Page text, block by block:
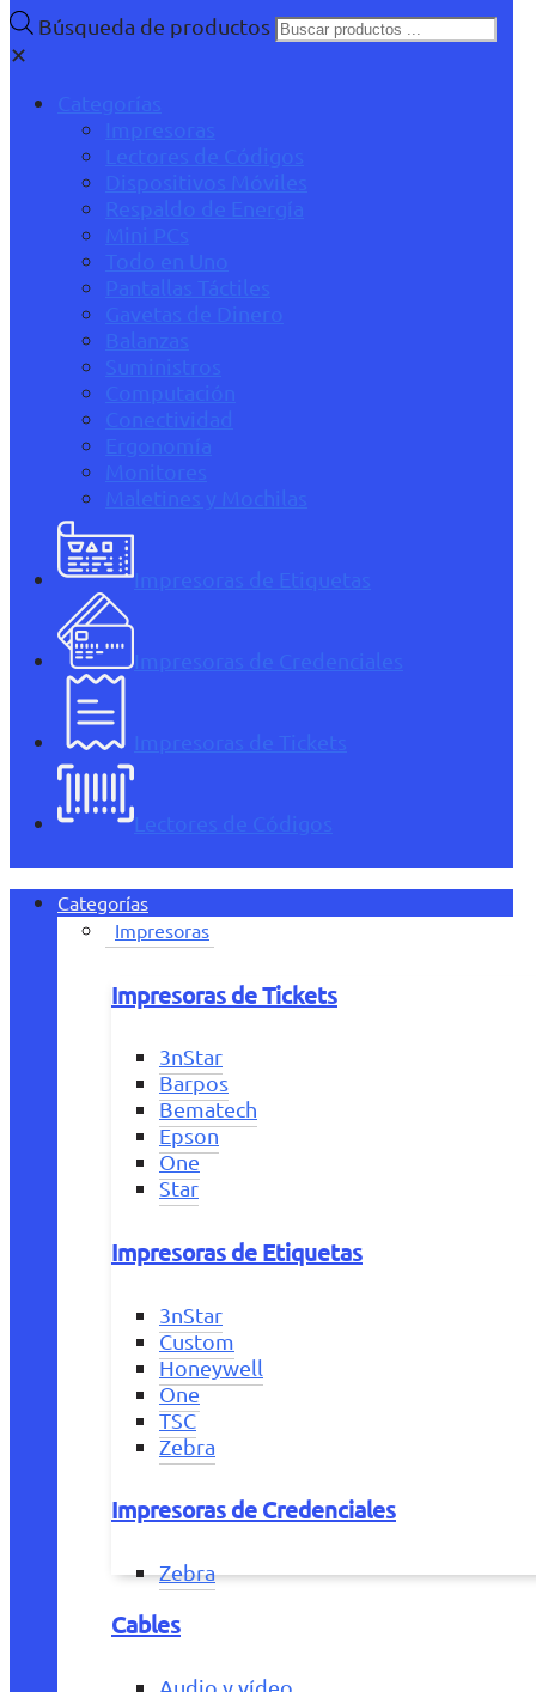
Búsqueda de productos
✕
Categorías
Impresoras
Lectores de Códigos
Dispositivos Móviles
Respaldo de Energía
Mini PCs
Todo en Uno
Pantallas Táctiles
Gavetas de Dinero
Balanzas
Suministros
Computación
Conectividad
Ergonomía
Monitores
Maletines y Mochilas
Impresoras de Etiquetas
Impresoras de Credenciales
Impresoras de Tickets
Lectores de Códigos
Categorías
Impresoras
Impresoras de Tickets
3nStar
Barpos
Bematech
Epson
One
Star
Impresoras de Etiquetas
3nStar
Custom
Honeywell
One
TSC
Zebra
Impresoras de Credenciales
Zebra
Cables
Audio y vídeo